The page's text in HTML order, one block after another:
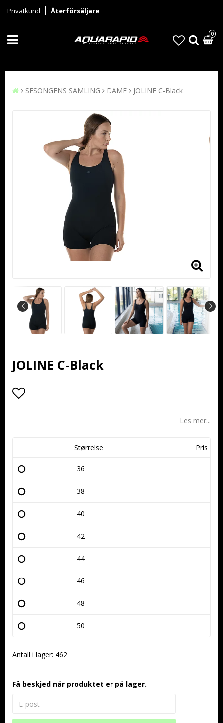
Privatkund Återförsäljare
0
SESONGENS SAMLING DAME JOLINE C-Black
JOLINE C-Black
Les mer...
Størrelse Pris
36
38
40
42
44
46
48
50
Antall i lager: 462
Få beskjed når produktet er på lager.